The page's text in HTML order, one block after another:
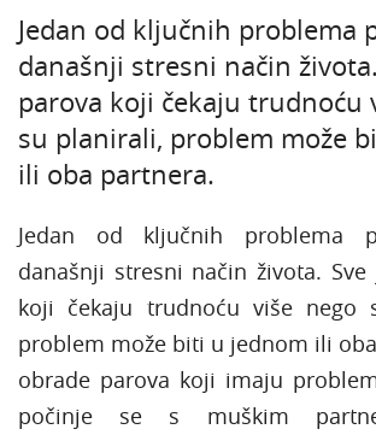
Jedan od ključnih problema
današnji stresni način
parova koji čekaju trudnoću
su planirali, problem može
ili oba partnera.
Jedan od ključnih problema
današnji stresni način života.
koji čekaju trudnoću više nego
problem može biti u jednom ili
obrade parova koji imaju
počinje se s muškim